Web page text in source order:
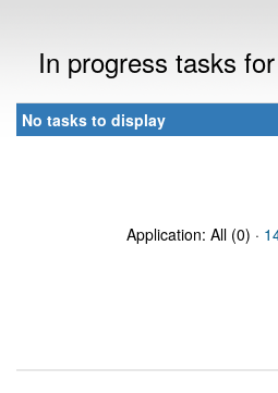
In progress tasks
No tasks to display
Application: All (0) ·